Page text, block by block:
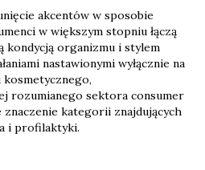
akcentów w sposobie
w większym stopniu łączą
kondycją organizmu i stylem
nastawionymi wyłącznie na
kosmetycznego,
rozumianego sektora consumer
kategorii znajdujących
i profilaktyki.